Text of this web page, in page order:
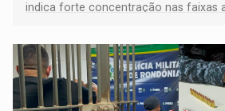
indica forte concentração nas faixas